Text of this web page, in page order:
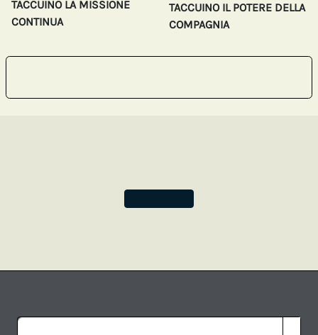
TACCUINO LA MISSIONE
CONTINUA
TACCUINO IL POTERE DELLA
COMPAGNIA